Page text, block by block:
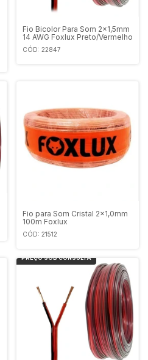
Fio Bicolor Para Som 2x1,5mm
14 AWG Foxlux Preto/Vermelho
CÓD: 22847
Fio para Som Cristal 2x1,0mm
100m Foxlux
CÓD: 21512